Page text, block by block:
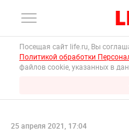
Посещая сайт life.ru, Вы
Политикой обработки
файлов cookie, указанных в
25 апреля 2021, 17:04